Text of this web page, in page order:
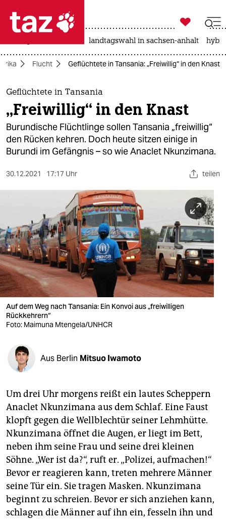
 taz zahl ich
taz zahl ich
themen
politik
öko
berlin
nord
wahrheit
verlag
verlag
shop
fragen & hilfe
unterstützen
abo
genossenschaft
epaper login

taz zahl ich
landtagswahl in sachsen-anhalt
Flucht Geflüchtete in Tansania: „Freiwillig“ in den Knast
Geflüchtete in Tansania
„Freiwillig“ in den Knast
Burundische Flüchtlinge sollen Tansania „freiwillig“
den Rücken kehren. Doch heute sitzen einige in
Burundi im Gefängnis – so wie Anaclet Nkunzimana.
30.12.2021 17:17 Uhr teilen
Auf dem Weg nach Tansania: Ein Konvoi aus „freiwilligen
Rückkehrern“
Foto: Maimuna Mtengela/UNHCR
Aus Berlin Mitsuo Iwamoto
Um drei Uhr morgens reißt ein lautes Scheppern
Anaclet Nkunzimana aus dem Schlaf. Eine Faust
klopft gegen die Wellblechtür seiner Lehmhütte.
Nkunzimana öffnet die Augen, er liegt im Bett,
neben ihm seine Frau und seine drei kleinen
Söhne. „Wer ist da?“, ruft er. „Polizei, aufmachen!“
Bevor er reagieren kann, treten mehrere Männer
seine Tür ein. Sie tragen Masken. Nkunzimana
beginnt zu schreien. Bevor er sich anziehen kann,
schlagen die Männer auf ihn ein, fesseln ihn und